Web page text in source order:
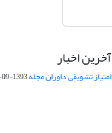
آخرین اخبار
امتیاز تشویقی داوران مجله1393-09-01